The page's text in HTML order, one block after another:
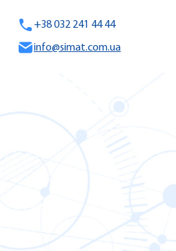
+38 032 241 44 44
info@simat.com.ua